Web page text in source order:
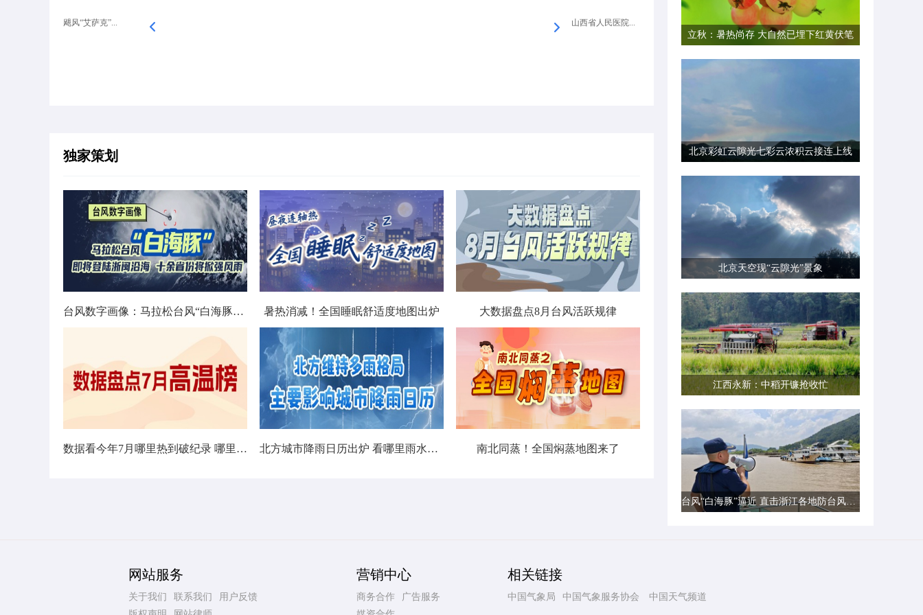
飓风“艾萨克”... 山西省人民医院...
独家策划
台风数字画像：马拉松台风“白海豚”将影响十余省份 暑热消减！全国睡眠舒适度地图出炉 大数据盘点8月台风活跃规律
数据看今年7月哪里热到破纪录 哪里暑热连轴转 北方城市降雨日历出炉 看哪里雨水超长待机 南北同蒸！全国焖蒸地图来了
立秋：暑热尚存 大自然已埋下红黄伏笔
北京彩虹云隙光七彩云浓积云接连上线
北京天空现“云隙光”景象
江西永新：中稻开镰抢收忙
台风“白海豚”逼近 直击浙江各地防台风一线现场
网站服务
关于我们 联系我们
用户反馈
营销中心
商务合作
广告服务
相关链接
中国气象局 中国气象服务协会 中国天气频道